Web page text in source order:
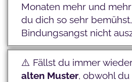
Monaten mehr und mehr
du dich so sehr
Bindungsangst nicht
⚠️ Fällst du immer
alten Muster, obwohl du